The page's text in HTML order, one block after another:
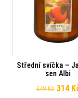
Střední svíčka –
sen Albi
349Kč 314